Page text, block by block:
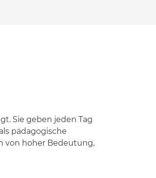
Sie geben jeden Tag
pädagogische
von hoher Bedeutung,